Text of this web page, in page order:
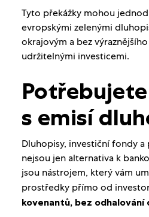
Tyto překážky mohou
evropskými zelenými
okrajovým a bez
udržitelnými investicemi.
s emisí
Dluhopisy, investiční fondy
nejsou jen alternativa k
jsou nástrojem, který vám
prostředky přímo od
kovenantů, bez odhalování